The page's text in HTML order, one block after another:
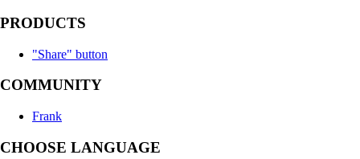
PRODUCTS
"Share" button
COMMUNITY
Frank
CHOOSE LANGUAGE